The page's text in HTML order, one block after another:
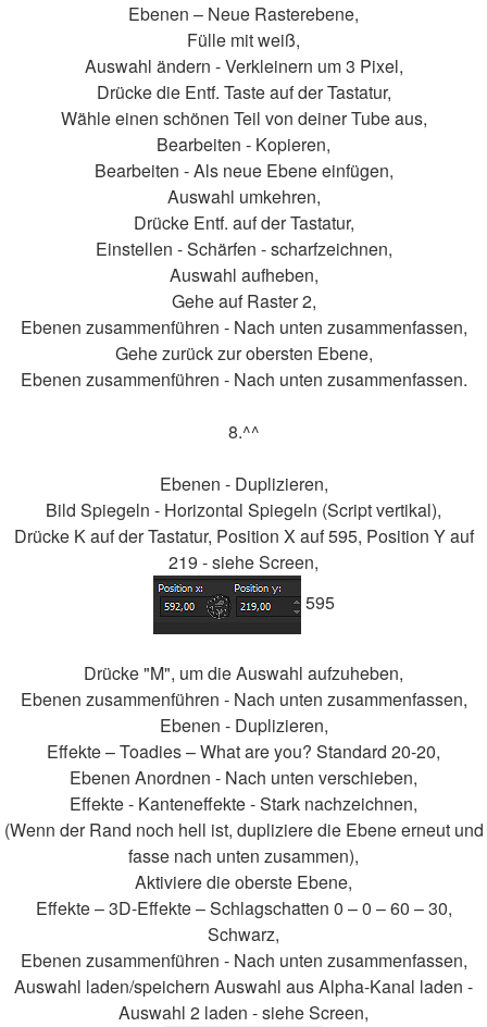
Ebenen – Neue Rasterebene,
Fülle mit weiß,
Auswahl ändern - Verkleinern um 3 Pixel,
Drücke die Entf. Taste auf der Tastatur,
Wähle einen schönen Teil von deiner Tube aus,
Bearbeiten - Kopieren,
Bearbeiten - Als neue Ebene einfügen,
Auswahl umkehren,
Drücke Entf. auf der Tastatur,
Einstellen - Schärfen - scharfzeichnen,
Auswahl aufheben,
Gehe auf Raster 2,
Ebenen zusammenführen - Nach unten zusammenfassen,
Gehe zurück zur obersten Ebene,
Ebenen zusammenführen - Nach unten zusammenfassen.
8.^^
Ebenen - Duplizieren,
Bild Spiegeln - Horizontal Spiegeln (Script vertikal),
Drücke K auf der Tastatur, Position X auf 595, Position Y auf
219 - siehe Screen,
595
Drücke "M", um die Auswahl aufzuheben,
Ebenen zusammenführen - Nach unten zusammenfassen,
Ebenen - Duplizieren,
Effekte – Toadies – What are you? Standard 20-20,
Ebenen Anordnen - Nach unten verschieben,
Effekte - Kanteneffekte - Stark nachzeichnen,
(Wenn der Rand noch hell ist, dupliziere die Ebene erneut und
fasse nach unten zusammen),
Aktiviere die oberste Ebene,
Effekte – 3D-Effekte – Schlagschatten 0 – 0 – 60 – 30,
Schwarz,
Ebenen zusammenführen - Nach unten zusammenfassen,
Auswahl laden/speichern Auswahl aus Alpha-Kanal laden -
Auswahl 2 laden - siehe Screen,